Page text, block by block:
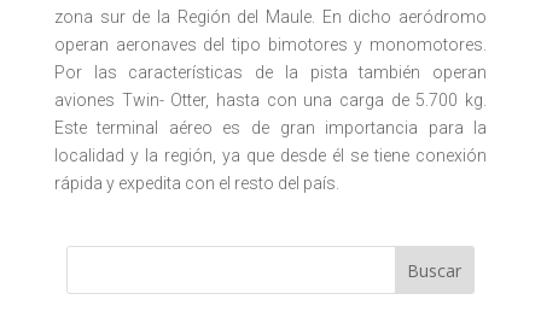
zona sur de la Región del Maule. En dicho aeródromo
operan aeronaves del tipo bimotores y monomotores.
Por las características de la pista también operan
aviones Twin- Otter, hasta con una carga de 5.700 kg.
Este terminal aéreo es de gran importancia para la
localidad y la región, ya que desde él se tiene conexión
rápida y expedita con el resto del país.
Buscar